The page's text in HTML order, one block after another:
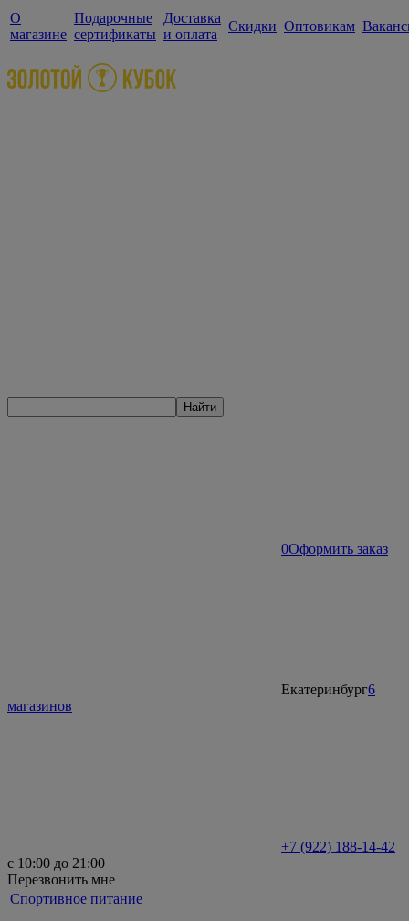
О
магазине
Подарочные
сертификаты
Доставка
и оплата
Скидки Оптовикам
Найти
0Оформить заказ
Екатеринбург6
магазинов
+7 (922) 188-14-42
с 10:00 до 21:00
Перезвонить мне
Спортивное питание